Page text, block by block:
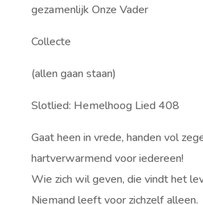
gezamenlijk Onze Vader
Collecte
(allen gaan staan)
Slotlied: Hemelhoog Lied 408
Gaat heen in vrede, handen vol
hartverwarmend voor iedereen!
Wie zich wil geven, die vindt het
Niemand leeft voor zichzelf alleen.